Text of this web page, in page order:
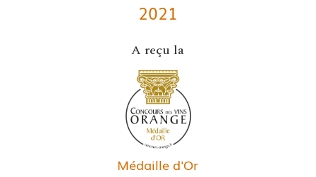
2021
A reçu la
Médaille d'Or